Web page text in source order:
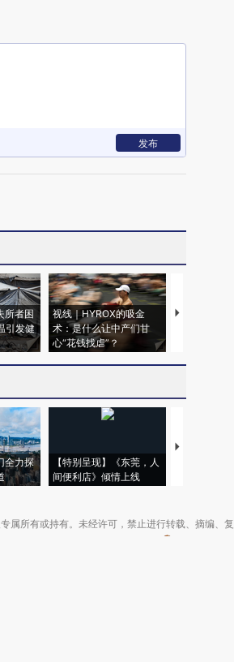
发布
所者困
引发健
视线｜HYROX的吸金
术：是什么让中产们甘
心“花钱找虐”？
马航飞行员
全力探
【特别呈现】《东莞，人
间便利店》倾情上线
【推广】走
属所有或持有。未经许可，禁止进行转载、摘编、